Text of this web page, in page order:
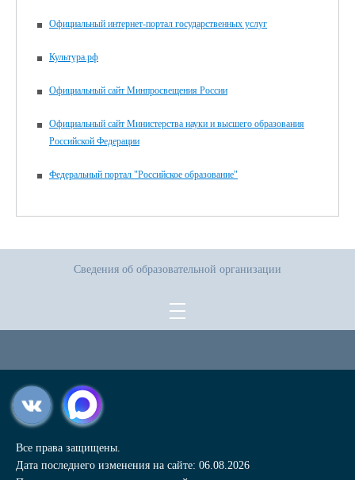
Официальный интернет-портал государственных услуг
Культура.рф
Официальный сайт Минпросвещения России
Официальный сайт Министерства науки и высшего образования
Российской Федерации
Федеральный портал "Российское образование"
Сведения об образовательной организации
Все права защищены.
Дата последнего изменения на сайте: 06.08.2026